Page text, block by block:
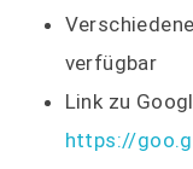
verfügbar
Link zu
https://